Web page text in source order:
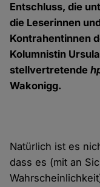
Entschluss, die
die Leserinnen
Kontrahentinnen
Kolumnistin
stellvertretende
Wakonigg.
Natürlich ist es
dass es (mit an